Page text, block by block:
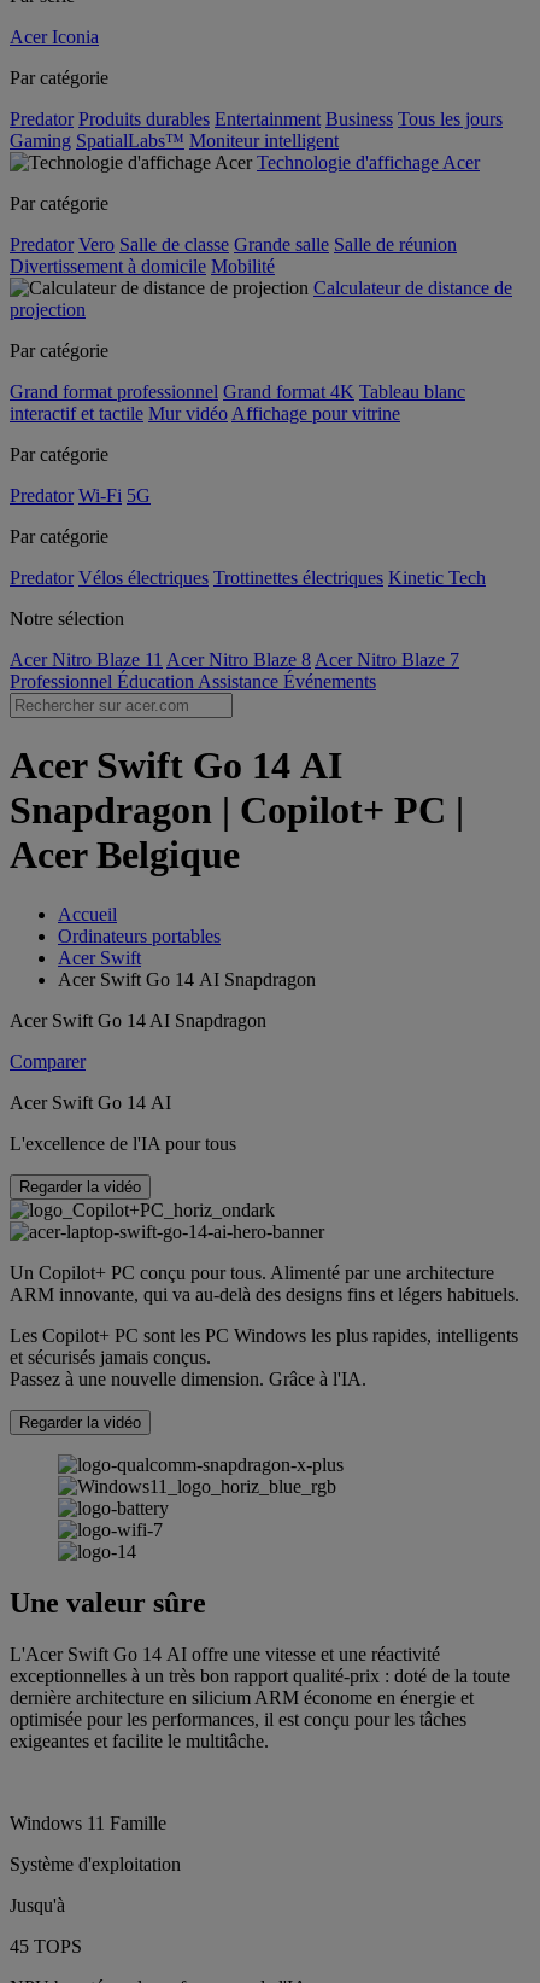
Acer Iconia
Par catégorie
Predator Produits durables Entertainment Business Tous les jours
Gaming SpatialLabs™ Moniteur intelligent
Technologie d'affichage Acer
Par catégorie
Predator Vero Salle de classe Grande salle Salle de réunion
Divertissement à domicile Mobilité
Calculateur de distance de
projection
Par catégorie
Grand format professionnel Grand format 4K Tableau blanc
interactif et tactile Mur vidéo Affichage pour vitrine
Par catégorie
Predator Wi-Fi 5G
Par catégorie
Predator Vélos électriques Trottinettes électriques Kinetic Tech
Notre sélection
Acer Nitro Blaze 11 Acer Nitro Blaze 8 Acer Nitro Blaze 7
Professionnel Éducation Assistance Événements
Acer Swift Go 14 AI
Snapdragon | Copilot+ PC |
Acer Belgique
Accueil
Ordinateurs portables
Acer Swift
Acer Swift Go 14 AI Snapdragon
Acer Swift Go 14 AI Snapdragon
Comparer
Acer Swift Go 14 AI
L'excellence de l'IA pour tous
Regarder la vidéo
Un Copilot+ PC conçu pour tous. Alimenté par une architecture
ARM innovante, qui va au-delà des designs fins et légers habituels.
Les Copilot+ PC sont les PC Windows les plus rapides, intelligents
et sécurisés jamais conçus.
Passez à une nouvelle dimension. Grâce à l'IA.
Regarder la vidéo
Une valeur sûre
L'Acer Swift Go 14 AI offre une vitesse et une réactivité
exceptionnelles à un très bon rapport qualité-prix : doté de la toute
dernière architecture en silicium ARM économe en énergie et
optimisée pour les performances, il est conçu pour les tâches
exigeantes et facilite le multitâche.
Windows 11 Famille
Système d'exploitation
Jusqu'à
45 TOPS